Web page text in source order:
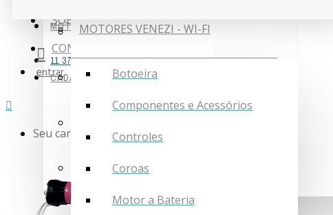
MOTORIZAÇÃO
11 3756-0909
CADASTRE-SE
CORTINAS
TOLDOS
MOTORIZAÇÃO
MOTORES VENEZI - WI-FI
Botoeira
Componentes e Acessórios
Controles
Coroas
Motor a Bateria
SOBRE NÓS
CONTATO
entrar
Seu carrinho está vazio.